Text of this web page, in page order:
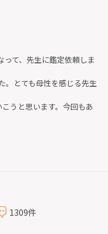
て、先生に鑑定依頼しま
。とても母性を感じる先生
うと思います。今回もあ
1309件